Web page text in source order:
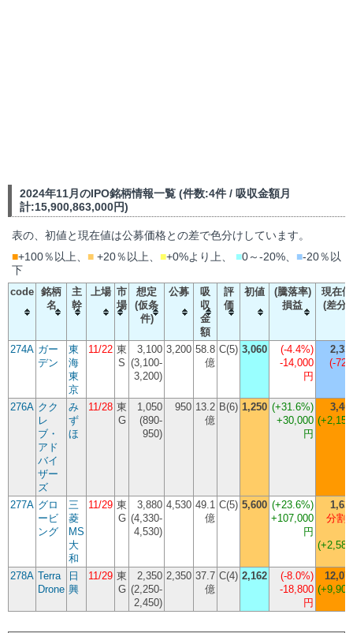
2024年11月のIPO銘柄情報一覧 (件数:4件 / 吸収金額月
計:15,900,863,000円)
表の、初値と現在値は公募価格との差で色分けしています。
■+100％以上、 ■ +20％以上、 ■+0%より上、 ■0～-20%、 ■-20％以
下
code 銘柄
名
主
幹
上場 市
場
想定
(仮条
件)
公募
吸
収
金
額
評
価
初値
(騰落率)
損益
現在値
(差分)
274A ガー
デン
東
海
東
京
11/22 東
S
3,100
(3,100-
3,200)
3,200 58.8
億
C(5) 3,060 (-4.4%)
-14,000
円
(-
276A クク
レ
ブ・
アド
バイ
ザー
ズ
み
ず
ほ
11/28 東
G
1,050
(890-
950)
950 13.2
億
B(6) 1,250 (+31.6%)
+30,000
円
277A グロ
ービ
ング
三
菱
MS
大
和
11/29 東
G
3,880
(4,330-
4,530)
4,530 49.1
億
C(5) 5,600 (+23.6%)
+107,000
円
分割
278A Terra
Drone
日
興
11/29 東
G
2,350
(2,250-
2,450)
2,350 37.7
億
C(4) 2,162 (-8.0%)
-18,800
円